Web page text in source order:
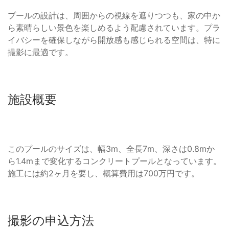
プールの設計は、周囲からの視線を遮りつつも、家の中か
ら素晴らしい景色を楽しめるよう配慮されています。プラ
イバシーを確保しながら開放感も感じられる空間は、特に
撮影に最適です。
施設概要
このプールのサイズは、幅3m、全長7m、深さは0.8mか
ら1.4mまで変化するコンクリートプールとなっています。
施工には約2ヶ月を要し、概算費用は700万円です。
撮影の申込方法